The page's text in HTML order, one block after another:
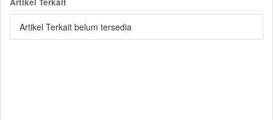
Artikel Terkait belum tersedia